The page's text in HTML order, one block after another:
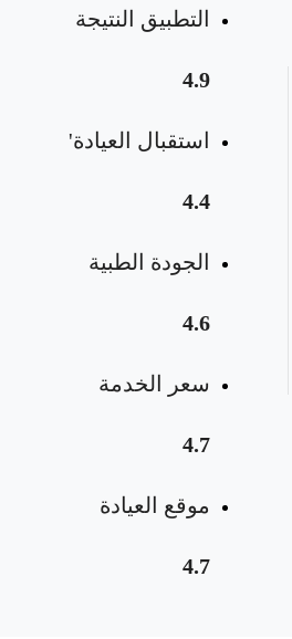
التطبيق النتيجة
4.9
استقبال العيادة'
4.4
الجودة الطبية
4.6
سعر الخدمة
4.7
موقع العيادة
4.7